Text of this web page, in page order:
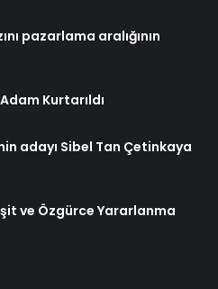
pazarlama aralığının
Kurtarıldı
adayı Sibel Tan Çetinkaya
ve Özgürce Yararlanma